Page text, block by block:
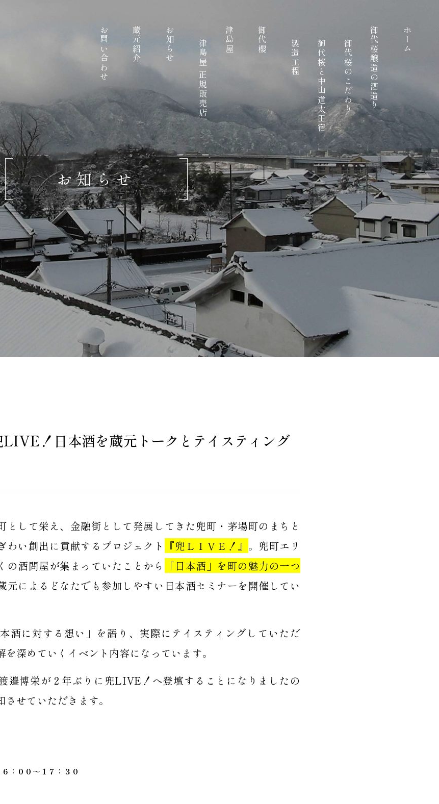
ホーム
御代桜醸造の酒造り
御代桜のこだわり
御代桜と中山道太田宿
製造工程
御代櫻
津島屋
津島屋 正規販売店
お知らせ
蔵元紹介
お問い合わせ
お知らせ
LIVE！日本酒を蔵元トークとテイスティング
として栄え、金融街として発展してきた兜町・茅場町のまちと
わい創出に貢献するプロジェクト 『兜ＬＩＶＥ！』 。兜町エリ
の酒問屋が集まっていたことから
「日本酒」を町の魅力の一つ
元によるどなたでも参加しやすい日本酒セミナーを開催してい
酒に対する想い」を語り、実際にテイスティングしていただ
深めていくイベント内容になっています。
邉博栄が２年ぶりに兜LIVE！へ登壇することになりましたの
せていただきます。
：００～１７：３０